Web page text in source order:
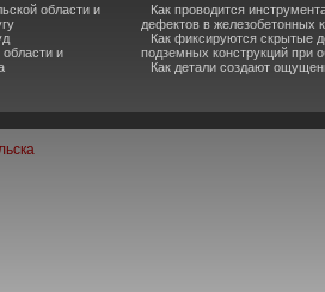
области и
области и
Как проводится
дефектов в железобетонных
Как фиксируются скрытые
подземных конструкций при
Как детали создают